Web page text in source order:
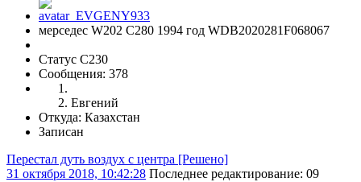
мерседес W202 С280 1994 год WDB2020281F068067
Статус C230
Сообщения: 378
Евгений
Откуда: Казахстан
Записан
Перестал дуть воздух с центра [Решено]
31 октября 2018, 10:42:28 Последнее редактирование: 09